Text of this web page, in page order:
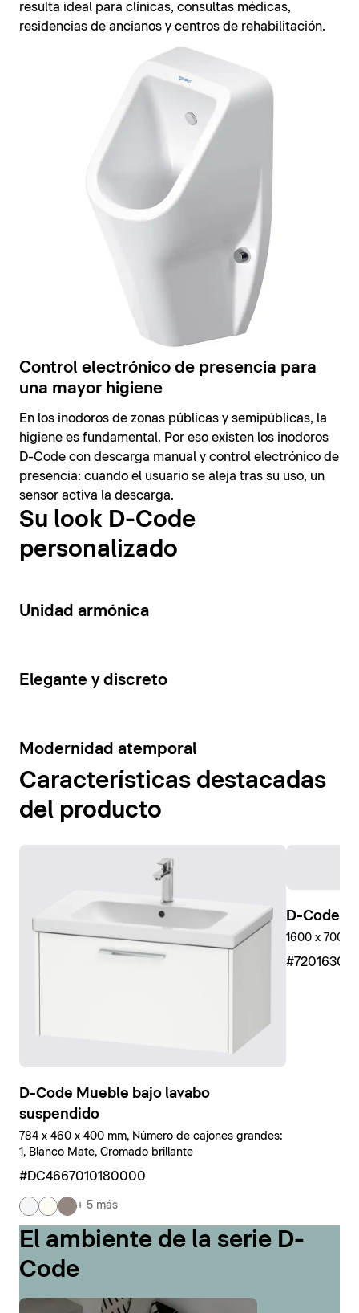
resulta ideal para clínicas, consultas médicas,
residencias de ancianos y centros de rehabilitación.
Control electrónico de presencia para
una mayor higiene
En los inodoros de zonas públicas y semipúblicas, la
higiene es fundamental. Por eso existen los inodoros
D-Code con descarga manual y control electrónico de
presencia: cuando el usuario se aleja tras su uso, un
sensor activa la descarga.
Su look D-Code
personalizado
14
Unidad armónica
15
Elegante y discreto
10
Modernidad atemporal
Características destacadas
del producto
D-Code Mueble bajo lavabo
suspendido
784 x 460 x 400 mm, Número de cajones grandes:
1, Blanco Mate, Cromado brillante
#DC4667010180000
+ 5 más
D-Code
1600 x 700
El ambiente de la serie D-
Code